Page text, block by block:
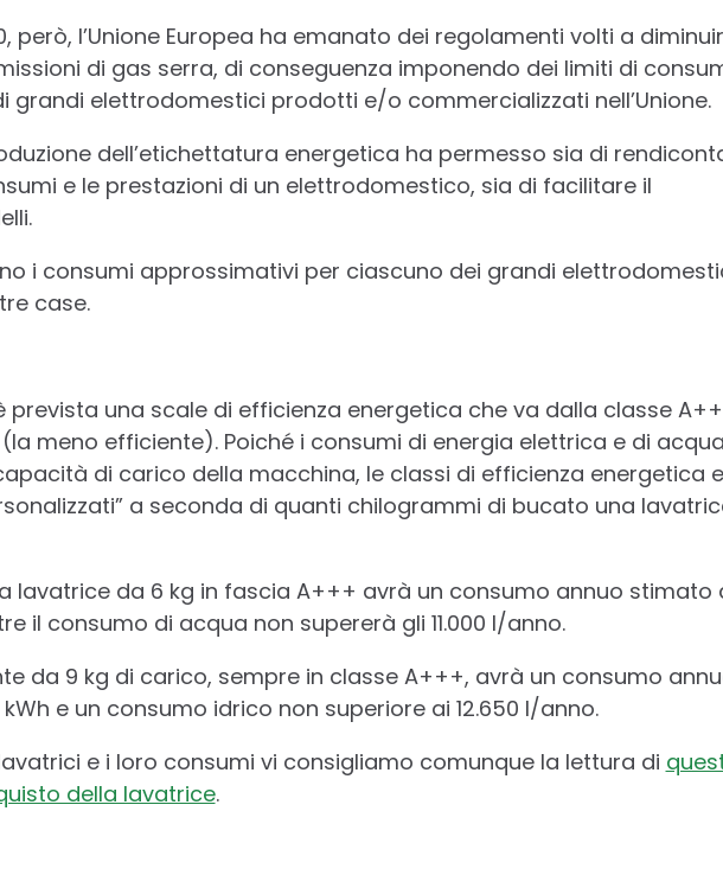
però, l’Unione Europea ha emanato dei regolamenti volti a
di gas serra, di conseguenza imponendo dei limiti di
grandi elettrodomestici prodotti e/o commercializzati nell’Unione.
dell’etichettatura energetica ha permesso sia di
e le prestazioni di un elettrodomestico, sia di facilitare il
i consumi approssimativi per ciascuno dei grandi
case.
prevista una scale di efficienza energetica che va dalla classe
meno efficiente). Poiché i consumi di energia elettrica e di acqua
di carico della macchina, le classi di efficienza energetica
a seconda di quanti chilogrammi di bucato una
lavatrice da 6 kg in fascia A+++ avrà un consumo annuo stimato
il consumo di acqua non supererà gli 11.000 l/anno.
da 9 kg di carico, sempre in classe A+++, avrà un consumo
e un consumo idrico non superiore ai 12.650 l/anno.
e i loro consumi vi consigliamo comunque la lettura di
della lavatrice.